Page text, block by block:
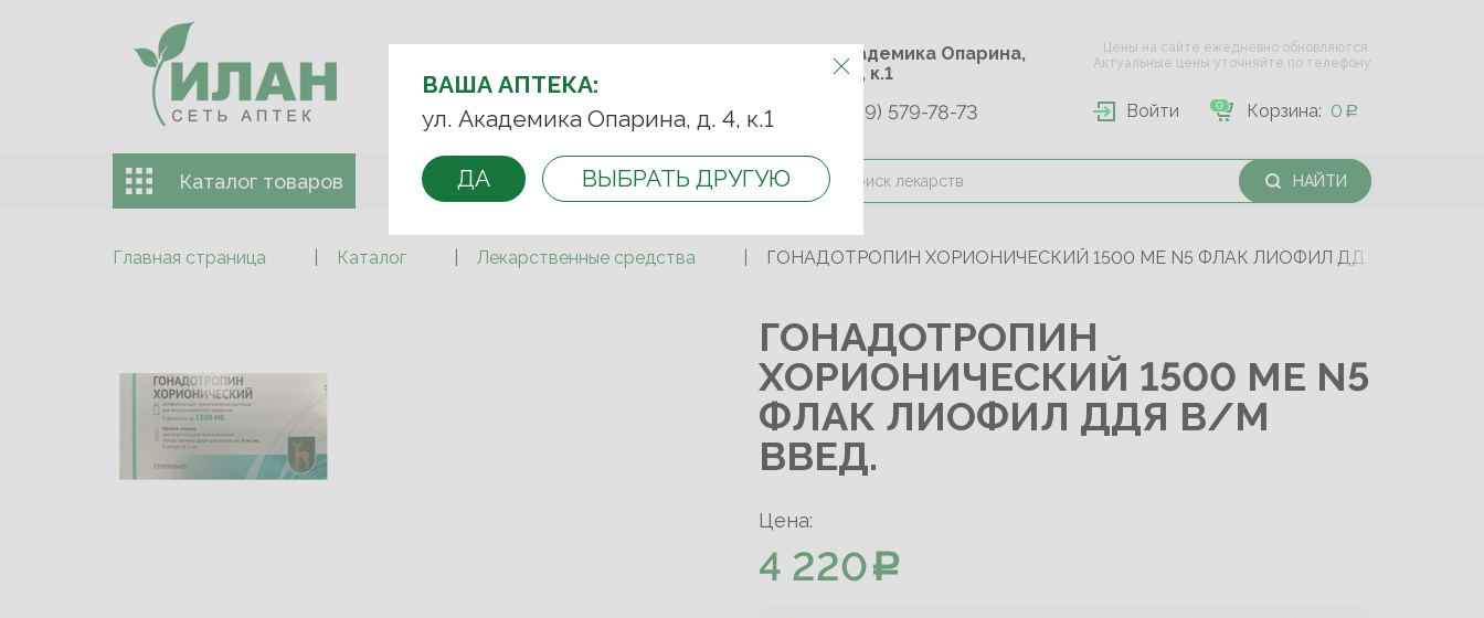
АПТЕКУ:
народов
ул. Академика Опарина,
д. 4, к.1
ВАША АПТЕКА:
ул. Академика Опарина, д. 4, к.1
ДА ВЫБРАТЬ ДРУГУЮ
Цены на сайте ежедневно обновляются.
Актуальные цены уточняйте по телефону
+7 (499) 749-75-92 +7 (499) 749-74-89 +7 (989) 579-78-73 Войти Корзина: 0
0
Каталог товаров Доставка и оплата Контакты Акции НАЙТИ
Главная страница Каталог Лекарственные средства ГОНАДОТРОПИН ХОРИОНИЧЕСКИЙ 1500 МЕ N5 ФЛАК ЛИОФИЛ ДДЯ В/М ВВЕД.
ГОНАДОТРОПИН
ХОРИОНИЧЕСКИЙ 1500 МЕ N5
ФЛАК ЛИОФИЛ ДДЯ В/М
ВВЕД.
Цена:
4 220